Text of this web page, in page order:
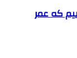
که عمر